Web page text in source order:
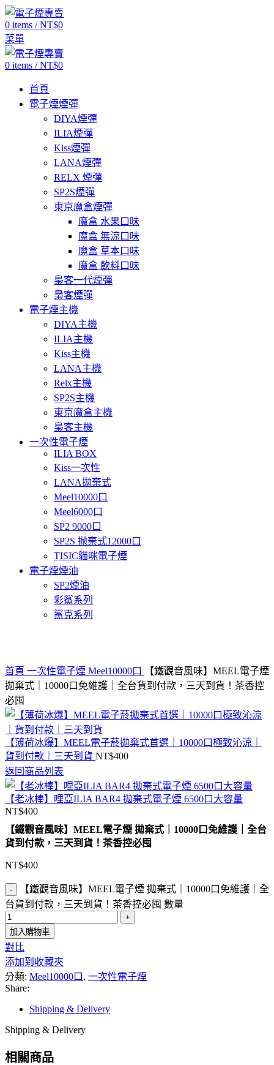
0 items / NT$0
菜單
0 items / NT$0
首頁
電子煙煙彈
DIYA煙彈
ILIA煙彈
Kiss煙彈
LANA煙彈
RELX 煙彈
SP2S煙彈
東京魔盒煙彈
魔盒 水果口味
魔盒 無涼口味
魔盒 草本口味
魔盒 飲料口味
梟客一代煙彈
梟客煙彈
電子煙主機
DIYA主機
ILIA主機
Kiss主機
LANA主機
Relx主機
SP2S主機
東京魔盒主機
梟客主機
一次性電子煙
ILIA BOX
Kiss一次性
LANA拋棄式
Meel10000口
Meel6000口
SP2 9000口
SP2S 抛棄式12000口
TISIC貓咪電子煙
電子煙煙油
SP2煙油
彩鯊系列
鯊克系列
首頁 一次性電子煙 Meel10000口
【鐵觀音風味】MEEL電子煙
拋棄式｜10000口免維護｜全台貨到付款，三天到貨！茶香控
必囤
【薄荷冰爆】MEEL電子菸拋棄式首選｜10000口極致沁涼｜
貨到付款｜三天到貨 NT$400
返回商品列表
【老冰棒】哩亞ILIA BAR4 拋棄式電子煙 6500口大容量
NT$400
【鐵觀音風味】MEEL電子煙 拋棄式｜10000口免維護｜全台
貨到付款，三天到貨！茶香控必囤
NT$400
【鐵觀音風味】MEEL電子煙 拋棄式｜10000口免維護｜全
台貨到付款，三天到貨！茶香控必囤 數量
加入購物車
對比
添加到收藏夾
分類: Meel10000口 , 一次性電子煙
Share:
Shipping & Delivery
Shipping & Delivery
相關商品